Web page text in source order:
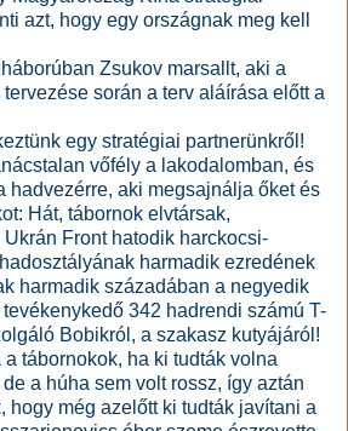
azt, hogy egy országnak meg kell
Zsukov marsallt, aki a
során a terv aláírása előtt a
egy stratégiai partnerünkről!
vőfély a lakodalomban, és
hadvezérre, aki megsajnálja őket és
Hát, tábornok elvtársak,
Front hatodik harckocsi-
harmadik ezredének
harmadik századában a negyedik
342 hadrendi számú T-
Bobikról, a szakasz kutyájáról!
tábornokok, ha ki tudták volna
de a húha sem volt rossz, így aztán
hogy még azelőtt ki tudták javítani a